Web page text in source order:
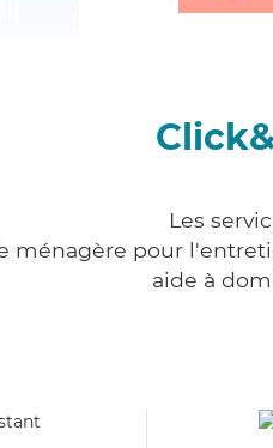
Les
ménagère pour
aide à